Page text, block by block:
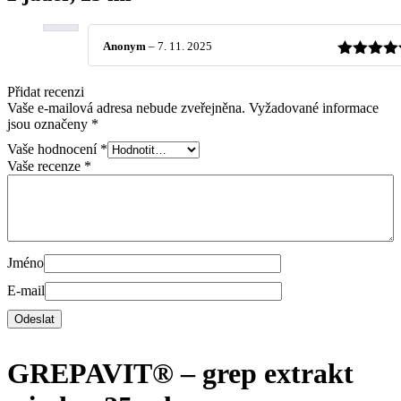
Anonym – 7. 11. 2025
Přidat recenzi
Vaše e-mailová adresa nebude zveřejněna. Vyžadované informace
jsou označeny *
Vaše hodnocení *
Vaše recenze *
Jméno
E-mail
GREPAVIT® – grep extrakt